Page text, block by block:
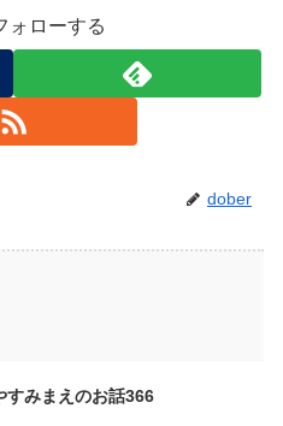
ォローする
dober
すみまえのお話366